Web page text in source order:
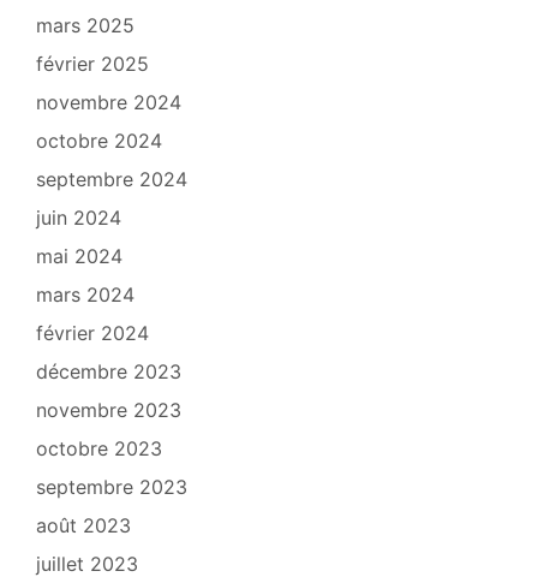
mars 2025
février 2025
novembre 2024
octobre 2024
septembre 2024
juin 2024
mai 2024
mars 2024
février 2024
décembre 2023
novembre 2023
octobre 2023
septembre 2023
août 2023
juillet 2023